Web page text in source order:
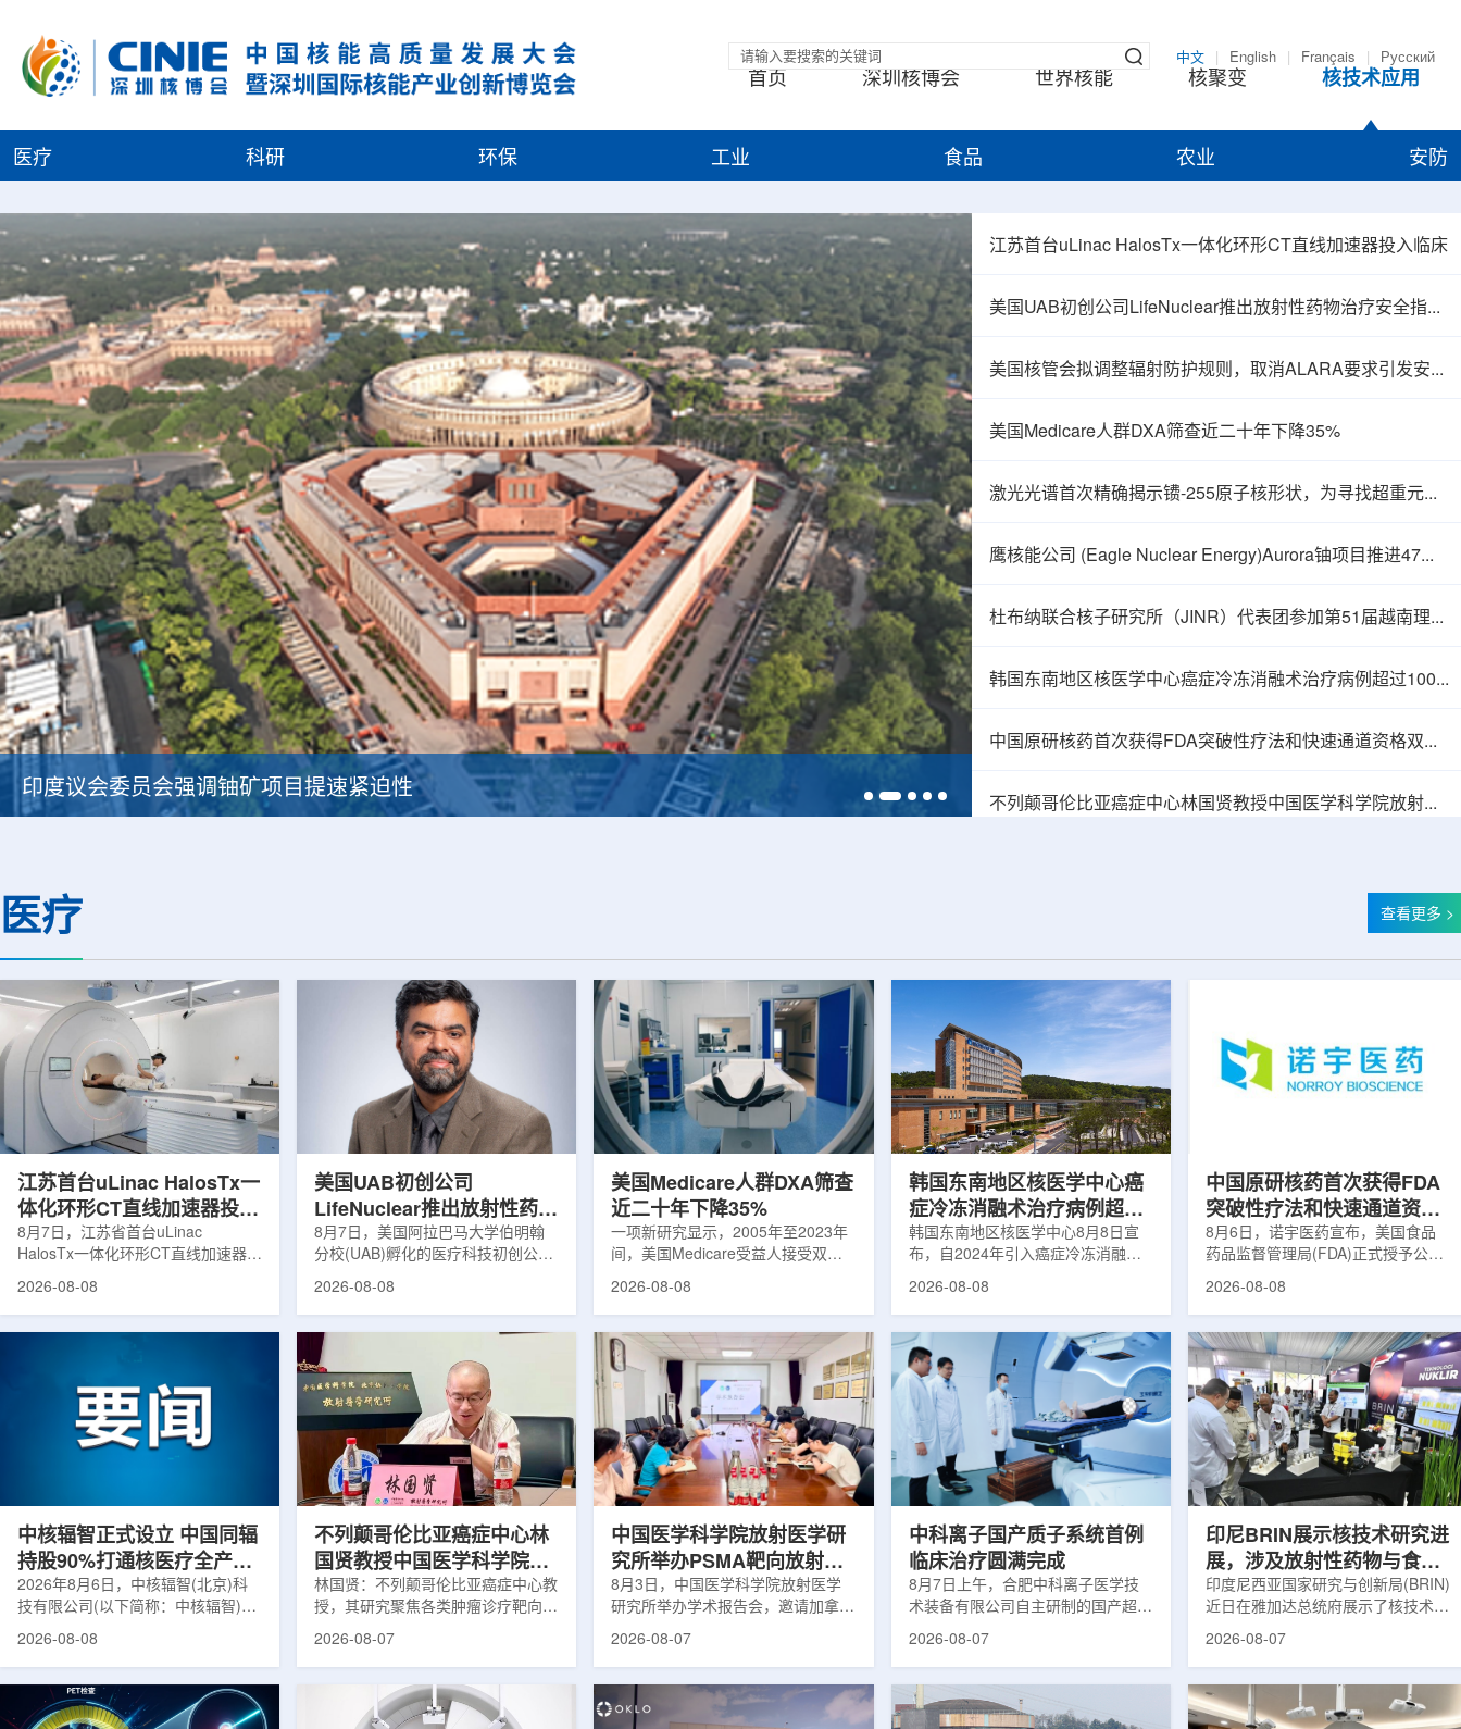
中文 English Français Русский
首页 深圳核博会 世界核能 核聚变 核技术应用
医疗 科研 环保 工业 食品 农业 安防
印度议会委员会强调铀矿项目提速紧迫性 中核辐智正式设立 中国同辐持股90%打通核医
江苏首台uLinac HalosTx一体化环形CT直线加速器投入临床
美国UAB初创公司LifeNuclear推出放射性药物治疗安全指导平台TheraGuide
美国核管会拟调整辐射防护规则，取消ALARA要求引发安全争议
美国Medicare人群DXA筛查近二十年下降35%
激光光谱首次精确揭示镄-255原子核形状，为寻找超重元素提供新线索
鹰核能公司 (Eagle Nuclear Energy)Aurora铀项目推进47孔预可研钻探
杜布纳联合核子研究所（JINR）代表团参加第51届越南理论物理会议
韩国东南地区核医学中心癌症冷冻消融术治疗病例超过100例
中国原研核药首次获得FDA突破性疗法和快速通道资格双重认定
不列颠哥伦比亚癌症中心林国贤教授中国医学科学院放射医学研究所开展学术交流
医疗 查看更多 >
江苏首台uLinac HalosTx一
体化环形CT直线加速器投入
临床
8月7日，江苏省首台uLinac
HalosTx一体化环形CT直线加速器在
南京医科大学第三附属医院(常州二
疗是肿瘤治疗的重要方式之一。传统
分体式放疗流程中，患者通常需要在
CT室与治疗室之间转运，治疗计划
也多依据此前采集的静态影像制定。
2026-08-08
美国UAB初创公司
LifeNuclear推出放射性药物
治疗安全指导平台
TheraGuide
8月7日，美国阿拉巴马大学伯明翰
分校(UAB)孵化的医疗科技初创公司
LifeNuclear宣布推出数字化平台
遵循辐射安全指导。放射性药物疗法
通过使用放射性药物靶向癌细胞，在
尽量减少周围健康组织损伤的同时发
挥治疗作用。随着该疗法应用范围扩
大，患者在治疗后通常需要阅读并执
行较为复杂的书面说明，这对部分患
者和护理人员而言存在理解和操作难
度。雷莫·乔治博士LifeNuclear由
2026-08-08
美国Medicare人群DXA筛查
近二十年下降35%
一项新研究显示，2005年至2023年
间，美国Medicare受益人接受双能X
射线吸收测定(DXA)检查的比例明显
果提示，不同人群之间的筛查可及性
差异正在扩大。研究人员分析了超过
500万名Medicare受益人的理赔数
据。结果显示，DXA使用率从2005
年的每10万名受益人7255次，下降
至2023年的每10万名受益人4690
次。相关研究已发表于
《Osteoporosis International》。下
2026-08-08
韩国东南地区核医学中心癌
症冷冻消融术治疗病例超过
100例
韩国东南地区核医学中心8月8日宣
布，自2024年引入癌症冷冻消融术
以来，中心已完成超过100例相关手
法。治疗过程中，医生在CT或超声
成像引导下，将细治疗针精准插入肿
瘤部位，通过零下40摄氏度或更低
的超低温冷冻病灶，使癌细胞发生坏
死。由于低温冷冻本身具有一定麻醉
作用，该技术有助于减轻患者疼痛，
减少对周围正常组织的损伤，并促进
术后较快恢复。据该中心介绍，目前
2026-08-08
中国原研核药首次获得FDA
突破性疗法和快速通道资格
双重认定
8月6日，诺宇医药宣布，美国食品
药品监督管理局(FDA)正式授予公司
自主研发的68Ga-NYM096突破性疗
认定(Fast Track Designation,
FTD)。这是原研核药领域中国首个
获得美国 FDA 突破性疗法认定、首
个同时获得 FDA 突破性疗法与快速
通道双项认定的产品，创造了核药领
域里程碑式突破。68Ga-NYM096是
一款特异性结合CAⅨ的肾癌小分子
诊断核药，适用于疑似或确认转移性
2026-08-08
中核辐智正式设立 中国同辐
持股90%打通核医疗全产业
链
2026年8月6日，中核辐智(北京)科
技有限公司(以下简称：中核辐智)正
式设立。公司由中国同辐股份有限公
创)共同出资组建，中国同辐持股
90%，中核浙创持股10%。中核辐智
2026-08-08
不列颠哥伦比亚癌症中心林
国贤教授中国医学科学院放
射医学研究所开展学术交流
林国贤：不列颠哥伦比亚癌症中心教
授，其研究聚焦各类肿瘤诊疗靶向放
射性药物开发，迄今已主导/参与发
完成自研7款放射性药物的临床转
化，用于多种肿瘤诊疗。报告会上，
2026-08-07
中国医学科学院放射医学研
究所举办PSMA靶向放射性
药物学术报告会
8月3日，中国医学科学院放射医学
研究所举办学术报告会，邀请加拿大
温哥华不列颠哥伦比亚癌症中心林国
性药物开发》的学术报告。报告会采
取线上线下结合方式举行，放射所部
2026-08-07
中科离子国产质子系统首例
临床治疗圆满完成
8月7日上午，合肥中科离子医学技
术装备有限公司自主研制的国产超导
回旋质子治疗系统，在合肥离子医学
治疗系统的重要突破。本例受试者为
肺癌患者。试验所用的超导质子治疗
2026-08-07
印尼BRIN展示核技术研究进
展，涉及放射性药物与食品
辐照应用
印度尼西亚国家研究与创新局(BRIN)
近日在雅加达总统府展示了核技术研
究成果。BRIN局长阿里夫·萨特里亚
粮食和健康等领域。在健康领域，
BRIN正在开发用于核医学的放射性
2026-08-07